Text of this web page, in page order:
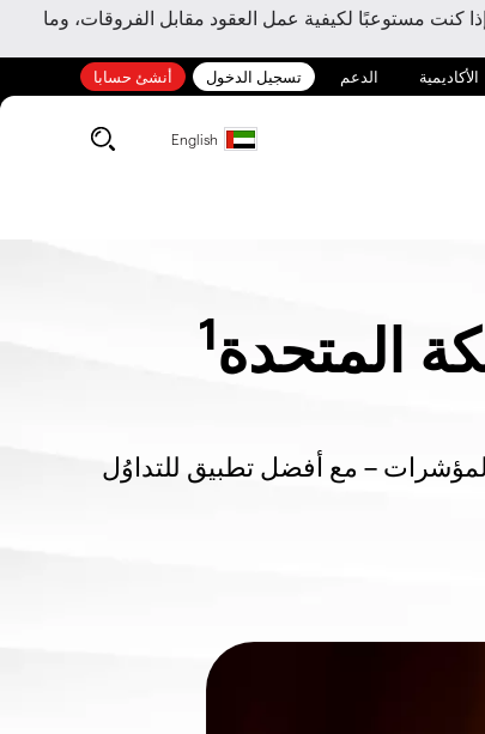
كنت مستوعبًا لكيفية عمل العقود مقابل الفروقات، وما
الأكاديمية الدعم تسجيل الدخول أنشئ حسابا
English
المتحدة1
– مع أفضل تطبيق للتداوُل